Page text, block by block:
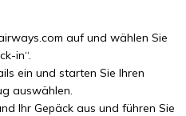
auf und wählen Sie
in“.
ein und starten Sie Ihren
auswählen.
Ihr Gepäck aus und führen Sie